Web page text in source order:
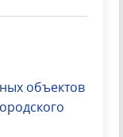
объектов